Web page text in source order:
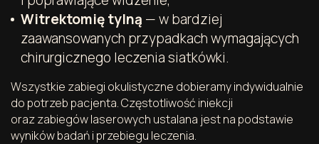
Witrektomię tylną — w bardziej
zaawansowanych przypadkach wymagających
chirurgicznego leczenia siatkówki.
Wszystkie zabiegi okulistyczne dobieramy indywidualnie
do potrzeb pacjenta. Częstotliwość iniekcji
oraz zabiegów laserowych ustalana jest na podstawie
wyników badań i przebiegu leczenia.